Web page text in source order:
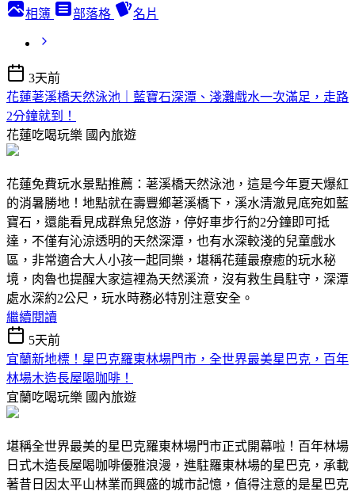
相簿 部落格 名片
3天前
花蓮荖溪橋天然泳池｜藍寶石深潭、淺灘戲水一次滿足，走路
2分鐘就到！
花蓮吃喝玩樂 國內旅遊
花蓮免費玩水景點推薦：荖溪橋天然泳池，這是今年夏天爆紅
的消暑勝地！地點就在壽豐鄉荖溪橋下，溪水清澈見底宛如藍
寶石，還能看見成群魚兒悠游，停好車步行約2分鐘即可抵
達，不僅有沁涼透明的天然深潭，也有水深較淺的兒童戲水
區，非常適合大人小孩一起同樂，堪稱花蓮最療癒的玩水秘
境，肉魯也提醒大家這裡為天然溪流，沒有救生員駐守，深潭
處水深約2公尺，玩水時務必特別注意安全。
繼續閱讀
5天前
宜蘭新地標！星巴克羅東林場門市，全世界最美星巴克，百年
林場木造長屋喝咖啡！
宜蘭吃喝玩樂 國內旅遊
堪稱全世界最美的星巴克羅東林場門市正式開幕啦！百年林場
日式木造長屋喝咖啡優雅浪漫，進駐羅東林場的星巴克，承載
著昔日因太平山林業而興盛的城市記憶，值得注意的是星巴克